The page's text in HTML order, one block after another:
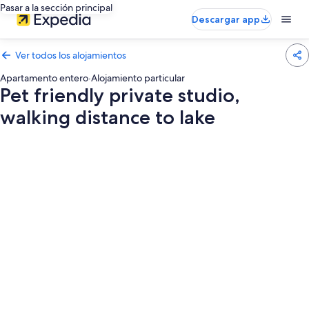
Pasar a la sección principal
Descargar app
Ver todos los alojamientos
Apartamento entero·Alojamiento particular
Pet friendly private studio,
walking distance to lake